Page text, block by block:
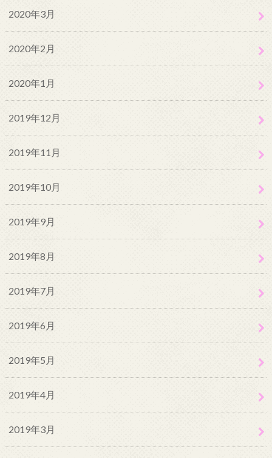
2020年3月
2020年2月
2020年1月
2019年12月
2019年11月
2019年10月
2019年9月
2019年8月
2019年7月
2019年6月
2019年5月
2019年4月
2019年3月